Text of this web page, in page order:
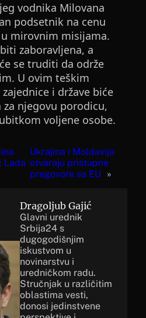
vodnika Milovana
podsetnik na cenu
mirovnim misijama.
zaboravljena, a
se truditi da održe
U ovim teškim
i države biće
njegovu porodicu,
voljene osobe.
Lada
Ukrajina i Moldavija
otvaraju pristupne
pregovore sa EU
»
Dragoljub Gajić
Glavni urednik
Srbija24 s
dugogodišnjim
iskustvom u
novinarstvu i
uredničkom radu.
Stručnjak u različitim
oblastima vesti,
donosi jedinstvene